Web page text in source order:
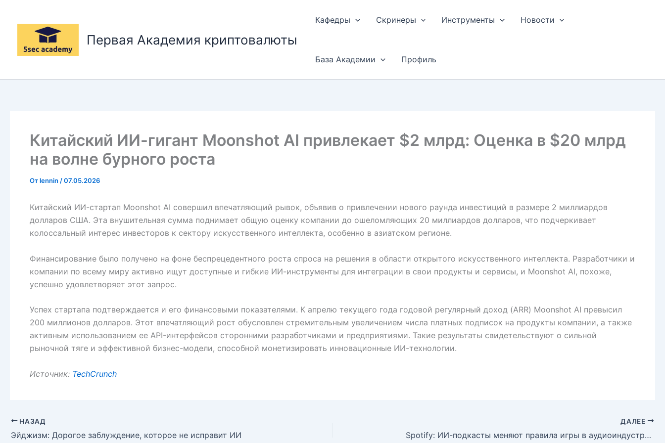
содержимому
Первая Академия криптовалюты
Кафедры Скринеры Инструменты Новости
База Академии Профиль
Китайский ИИ-гигант Moonshot AI привлекает $2 млрд: Оценка в $20 млрд
на волне бурного роста
Отlennin /07.05.2026
Китайский ИИ-стартап Moonshot AI совершил впечатляющий рывок, объявив о привлечении нового раунда инвестиций в размере 2 миллиардов
долларов США. Эта внушительная сумма поднимает общую оценку компании до ошеломляющих 20 миллиардов долларов, что подчеркивает
колоссальный интерес инвесторов к сектору искусственного интеллекта, особенно в азиатском регионе.
Финансирование было получено на фоне беспрецедентного роста спроса на решения в области открытого искусственного интеллекта. Разработчики и
компании по всему миру активно ищут доступные и гибкие ИИ-инструменты для интеграции в свои продукты и сервисы, и Moonshot AI, похоже,
успешно удовлетворяет этот запрос.
Успех стартапа подтверждается и его финансовыми показателями. К апрелю текущего года годовой регулярный доход (ARR) Moonshot AI превысил
200 миллионов долларов. Этот впечатляющий рост обусловлен стремительным увеличением числа платных подписок на продукты компании, а также
активным использованием ее API-интерфейсов сторонними разработчиками и предприятиями. Такие результаты свидетельствуют о сильной
рыночной тяге и эффективной бизнес-модели, способной монетизировать инновационные ИИ-технологии.
Источник: TechCrunch
НАЗАД
Эйджизм: Дорогое заблуждение, которое не исправит ИИ
ДАЛЕЕ
Spotify: ИИ-подкасты меняют правила игры в аудиоиндустрии